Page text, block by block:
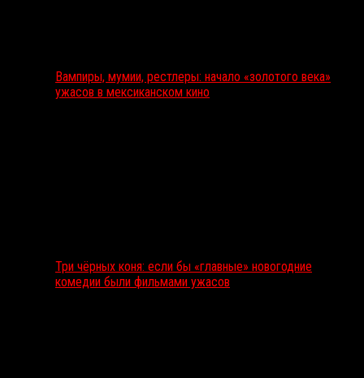
Вампиры, мумии, рестлеры: начало «золотого века»
ужасов в мексиканском кино
Три чёрных коня: если бы «главные» новогодние
комедии были фильмами ужасов